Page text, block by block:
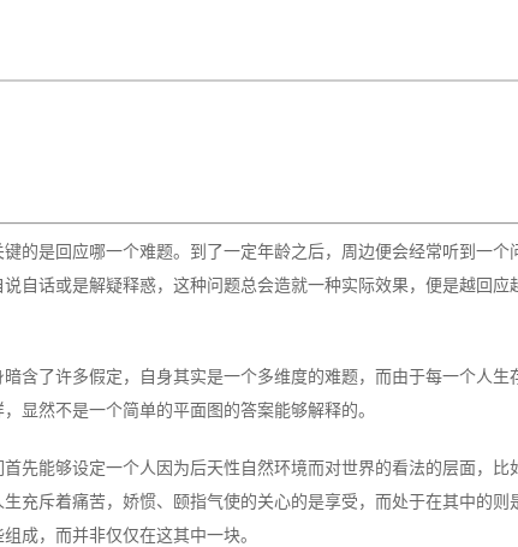
的是回应哪一个难题。到了一定年龄之后，周边便会经常听到一个
自话或是解疑释惑，这种问题总会造就一种实际效果，便是越回应
含了许多假定，自身其实是一个多维度的难题，而由于每一个人生
显然不是一个简单的平面图的答案能够解释的。
先能够设定一个人因为后天性自然环境而对世界的看法的层面，比
充斥着痛苦，娇惯、颐指气使的关心的是享受，而处于在其中的则
成，而并非仅仅在这其中一块。